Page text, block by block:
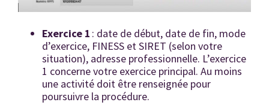
Exercice 1 : date de début, date de fin, mode
d’exercice, FINESS et SIRET (selon votre
situation), adresse professionnelle. L’exercice
1 concerne votre exercice principal. Au moins
une activité doit être renseignée pour
poursuivre la procédure.